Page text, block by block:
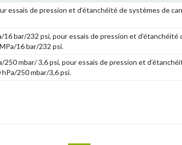
essais de pression et d’étanchéité de systèmes de
bar/232 psi, pour essais de pression et d’étanchéité
16 bar/232 psi.
mbar/ 3,6 psi, pour essais de pression et
250 mbar/3,6 psi.